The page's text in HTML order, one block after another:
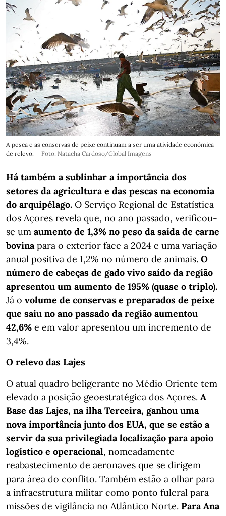
A pesca e as conservas de peixe continuam a ser uma atividade económica
de relevo.
Foto: Natacha Cardoso/Global Imagens
Há também a sublinhar a importância dos
setores da agricultura e das pescas na economia
do arquipélago. O Serviço Regional de Estatística
dos Açores revela que, no ano passado, verificou-
se um aumento de 1,3% no peso da saída de carne
bovinapara o exterior face a 2024 e uma variação
anual positiva de 1,2% no número de animais. O
número de cabeças de gado vivo saído da região
apresentou um aumento de 195% (quase o triplo).
Já o volume de conservas e preparados de peixe
que saiu no ano passado da região aumentou
42,6% e em valor apresentou um incremento de
3,4%.
O relevo das Lajes
O atual quadro beligerante no Médio Oriente tem
elevado a posição geoestratégica dos Açores. A
Base das Lajes, na ilha Terceira, ganhou uma
nova importância junto dos EUA, que se estão a
servir da sua privilegiada localização para apoio
logístico e operacional, nomeadamente
reabastecimento de aeronaves que se dirigem
para área do conflito. Também estão a olhar para
a infraestrutura militar como ponto fulcral para
missões de vigilância no Atlântico Norte. Para Ana